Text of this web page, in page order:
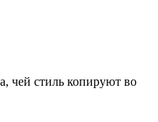
чей стиль копируют во